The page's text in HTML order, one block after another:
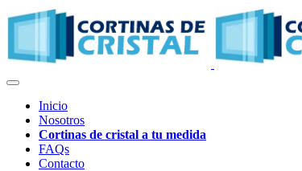
Inicio
Nosotros
Cortinas de cristal a tu medida
FAQs
Contacto